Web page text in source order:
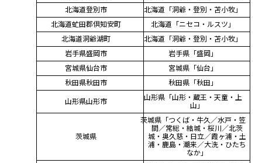
北海道登別市
北海道「洞爺・登別・苫小牧」
北海道虻田郡倶知安町
北海道「ニセコ・ルスツ」
北海道洞爺湖町
北海道「洞爺・登別・苫小牧」
岩手県盛岡市
岩手県「盛岡」
宮城県仙台市
宮城県「仙台」
秋田県秋田市
秋田県「秋田」
山形県山形市
山形県「山形・蔵王・天童・上
山」
茨城県
茨城県「つくば・牛久／水戸・笠
間／常総・結城・桜川／北茨
城・奥久慈・日立／霞ヶ浦・土
浦・鹿島・潮来／大洗・ひたち
なか」